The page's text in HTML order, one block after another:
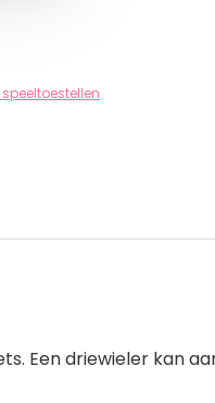
Een driewieler kan